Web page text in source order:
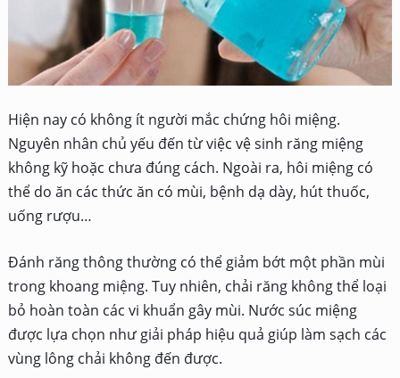
Hiện nay có không ít người mắc chứng hôi miệng.
Nguyên nhân chủ yếu đến từ việc vệ sinh răng miệng
không kỹ hoặc chưa đúng cách. Ngoài ra, hôi miệng có
thể do ăn các thức ăn có mùi, bệnh dạ dày, hút thuốc,
uống rượu…
Đánh răng thông thường có thể giảm bớt một phần mùi
trong khoang miệng. Tuy nhiên, chải răng không thể loại
bỏ hoàn toàn các vi khuẩn gây mùi. Nước súc miệng
được lựa chọn như giải pháp hiệu quả giúp làm sạch các
vùng lông chải không đến được.